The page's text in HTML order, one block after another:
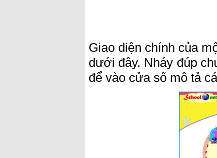
Giao diện chính của
dưới đây. Nháy đúp
để vào cửa số mô tả